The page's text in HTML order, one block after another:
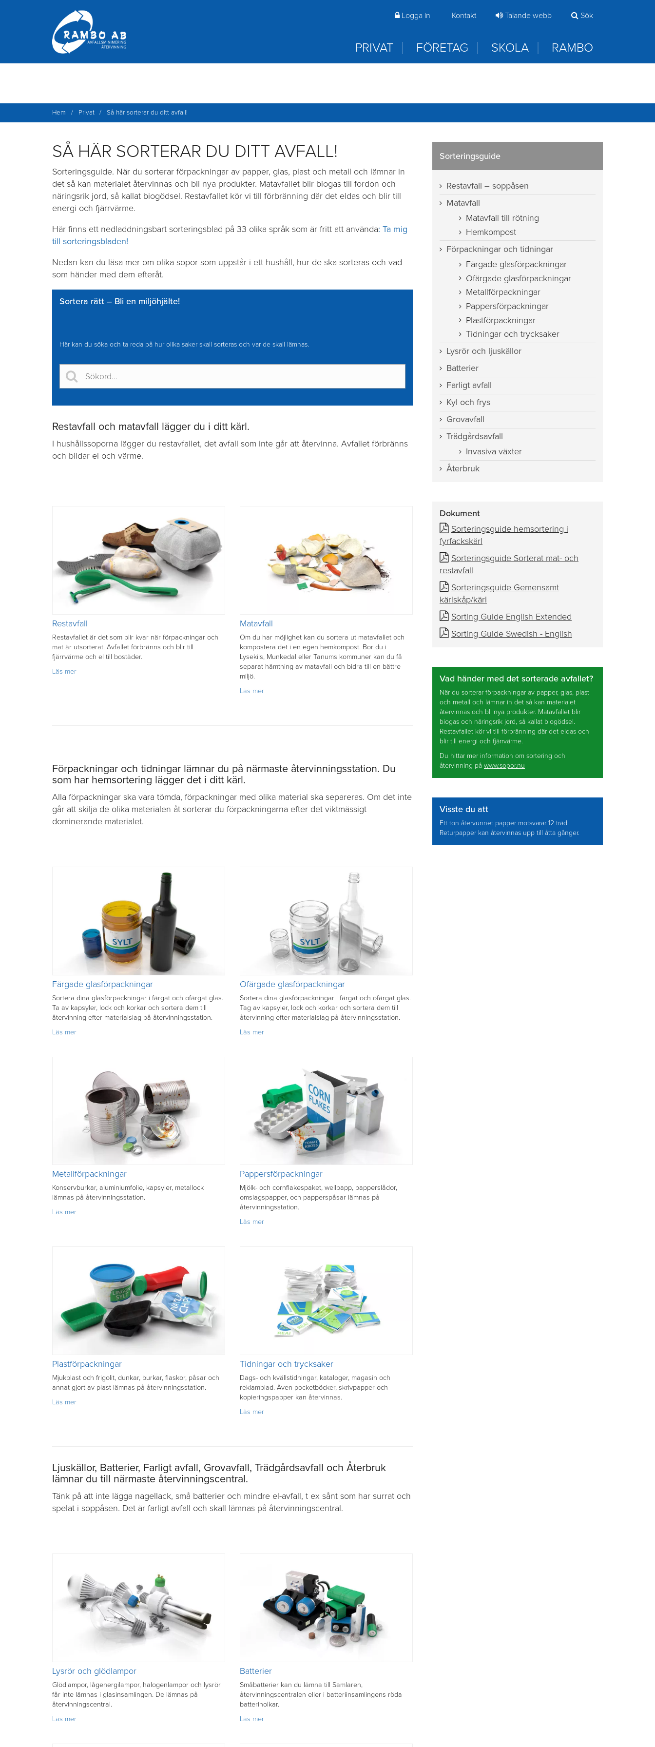
Undrar du när våra återvinningscentraler är öppna? Du hittar våra öppettider på rambo.se första sida samt direkt när du kommer in i appen
Mitt Rambo. Appen Mitt Rambo finns där du laddar ned appar.
Logga in Kontakt Talande webb Sök
PRIVAT FÖRETAG SKOLA RAMBO
Hem / Privat / Så här sorterar du ditt avfall!
SÅ HÄR SORTERAR DU DITT AVFALL!
Sorteringsguide. När du sorterar förpackningar av papper, glas, plast och metall och lämnar in
det så kan materialet återvinnas och bli nya produkter. Matavfallet blir biogas till fordon och
näringsrik jord, så kallat biogödsel. Restavfallet kör vi till förbränning där det eldas och blir till
energi och fjärrvärme.
Här finns ett nedladdningsbart sorteringsblad på 33 olika språk som är fritt att använda: Ta mig
till sorteringsbladen!
Nedan kan du läsa mer om olika sopor som uppstår i ett hushåll, hur de ska sorteras och vad
som händer med dem efteråt.
Sortera rätt – Bli en miljöhjälte!
Här kan du söka och ta reda på hur olika saker skall sorteras och var de skall lämnas.
Sök
Restavfall och matavfall lägger du i ditt kärl.
I hushållssoporna lägger du restavfallet, det avfall som inte går att återvinna. Avfallet förbränns
och bildar el och värme.
Restavfall
Restavfallet är det som blir kvar när förpackningar och
mat är utsorterat. Avfallet förbränns och blir till
fjärrvärme och el till bostäder.
Läs merom
Matavfall
Om du har möjlighet kan du sortera ut matavfallet och
kompostera det i en egen hemkompost. Bor du i
Lysekils, Munkedal eller Tanums kommuner kan du få
separat hämtning av matavfall och bidra till en bättre
miljö.
Läs merom
Förpackningar och tidningar lämnar du på närmaste återvinningsstation. Du
som har hemsortering lägger det i ditt kärl.
Alla förpackningar ska vara tömda, förpackningar med olika material ska separeras. Om det inte
går att skilja de olika materialen åt sorterar du förpackningarna efter det viktmässigt
dominerande materialet.
Färgade glasförpackningar
Sortera dina glasförpackningar i färgat och ofärgat glas.
Ta av kapsyler, lock och korkar och sortera dem till
återvinning efter materialslag på återvinningsstation.
Läs merom
Ofärgade glasförpackningar
Sortera dina glasförpackningar i färgat och ofärgat glas.
Tag av kapsyler, lock och korkar och sortera dem till
återvinning efter materialslag på återvinningsstation.
Läs merom
Metallförpackningar
Konservburkar, aluminiumfolie, kapsyler, metallock
lämnas på återvinningsstation.
Läs merom
Pappersförpackningar
Mjölk- och cornflakespaket, wellpapp, papperslådor,
omslagspapper, och papperspåsar lämnas på
återvinningsstation.
Läs merom
Plastförpackningar
Mjukplast och frigolit, dunkar, burkar, flaskor, påsar och
annat gjort av plast lämnas på återvinningsstation.
Läs merom
Tidningar och trycksaker
Dags- och kvällstidningar, kataloger, magasin och
reklamblad. Även pocketböcker, skrivpapper och
kopieringspapper kan återvinnas.
Läs merom
Ljuskällor, Batterier, Farligt avfall, Grovavfall, Trädgårdsavfall och Återbruk
lämnar du till närmaste återvinningscentral.
Tänk på att inte lägga nagellack, små batterier och mindre el-avfall, t ex sånt som har surrat och
spelat i soppåsen. Det är farligt avfall och skall lämnas på återvinningscentral.
Lysrör och glödlampor
Glödlampor, lågenergilampor, halogenlampor och lysrör
får inte lämnas i glasinsamlingen. De lämnas på
återvinningscentral.
Läs merom
Batterier
Småbatterier kan du lämna till Samlaren,
återvinningscentralen eller i batteriinsamlingens röda
batteriholkar.
Läs merom
Sorteringsguide
Restavfall – soppåsen
Matavfall
Matavfall till rötning
Hemkompost
Förpackningar och tidningar
Färgade glasförpackningar
Ofärgade glasförpackningar
Metallförpackningar
Pappersförpackningar
Plastförpackningar
Tidningar och trycksaker
Lysrör och ljuskällor
Batterier
Farligt avfall
Kyl och frys
Grovavfall
Trädgårdsavfall
Invasiva växter
Återbruk
Dokument
Sorteringsguide hemsortering i
fyrfackskärl
Sorteringsguide Sorterat mat- och
restavfall
Sorteringsguide Gemensamt
kärlskåp/kärl
Sorting Guide English Extended
Sorting Guide Swedish - English
Vad händer med det sorterade avfallet?
När du sorterar förpackningar av papper, glas, plast
och metall och lämnar in det så kan materialet
återvinnas och bli nya produkter. Matavfallet blir
biogas och näringsrik jord, så kallat biogödsel.
Restavfallet kör vi till förbränning där det eldas och
blir till energi och fjärrvärme.
Du hittar mer information om sortering och
återvinning på www.sopor.nu
Visste du att
Ett ton återvunnet papper motsvarar 12 träd.
Returpapper kan återvinnas upp till åtta gånger.